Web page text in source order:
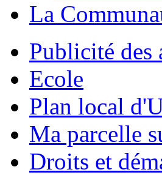
La
Publicité des
Ecole
Plan local
Ma parcelle
Droits et